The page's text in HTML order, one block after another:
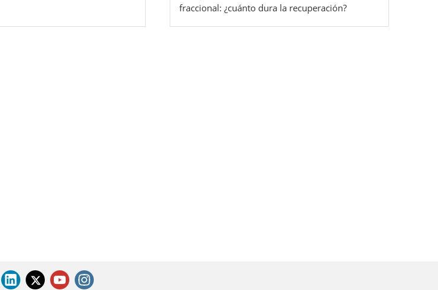
fraccional: ¿cuánto dura la recuperación?